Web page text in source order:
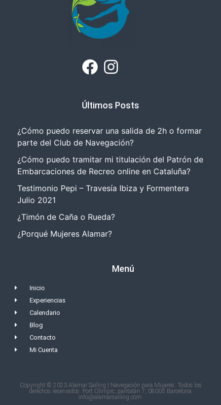
Últimos Posts
¿Cómo puedo reservar una salida de 2h o formar
parte del Club de Navegación?
¿Cómo puedo tramitar mi titulación del Patrón de
Embarcaciones de Recreo online en Cataluña?
Testimonio Pepi – Travesía Ibiza y Formentera
Julio 2021
¿Timón de Caña o Rueda?
¿Porqué Mujeres Alamar?
Menú
Inicio
Experiencias
Calendario
Blog
Contacto
Mi Cuenta
Copyright © 2023 Alamar Sailing | Navegación para Mujeres. Todos los
derechos reservados. Port Olímpic, pantalán 7, 08005 Barcelona.
info@alamarsailing.com.